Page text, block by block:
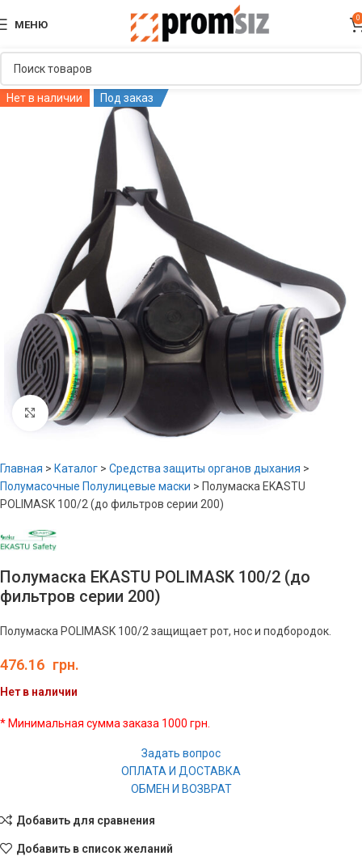
МЕНЮ
0
Нет в наличии Под заказ
Увеличить
Главная > Каталог > Средства защиты органов дыхания >
Полумасочные Полулицевые маски > Полумаска EKASTU
POLIMASK 100/2 (до фильтров серии 200)
Полумаска EKASTU POLIMASK 100/2 (до
фильтров серии 200)
Полумаска POLIMASK 100/2 защищает рот, нос и подбородок.
476.16 грн.
Нет в наличии
* Минимальная сумма заказа 1000 грн.
Задать вопрос
ОПЛАТА И ДОСТАВКА
ОБМЕН И ВОЗВРАТ
Добавить для сравнения
Добавить в список желаний